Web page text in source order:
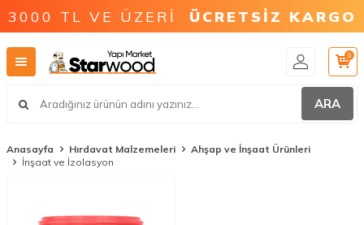
3000 TL VE ÜZERİ ÜCRETSİZ KARGO
ARA
0
Anasayfa Hırdavat Malzemeleri
Ahşap ve İnşaat Ürünleri
İnşaat ve İzolasyon